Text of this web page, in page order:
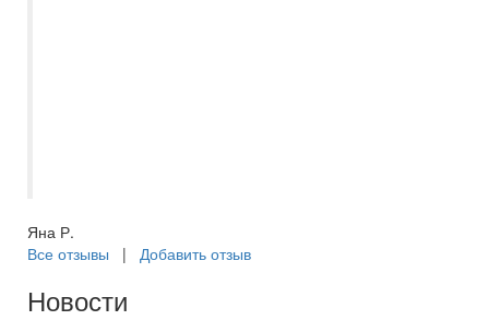
Яна Р.
Все отзывы | Добавить отзыв
Новости